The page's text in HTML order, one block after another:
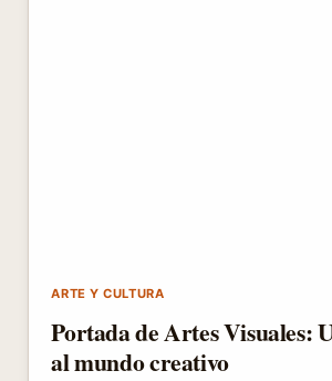
ARTE Y CULTURA
Portada de Artes Visuales:
al mundo creativo